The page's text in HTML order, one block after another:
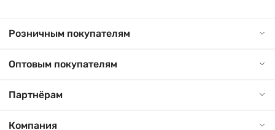
Розничным покупателям
Оптовым покупателям
Партнёрам
Компания